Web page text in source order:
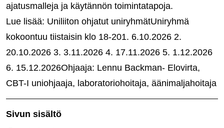
ajatusmalleja ja käytännön toimintatapoja.
Lue lisää: Uniliiton ohjatut uniryhmätUniryhmä
kokoontuu tiistaisin klo 18-201. 6.10.2026 2.
20.10.2026 3. 3.11.2026 4. 17.11.2026 5. 1.12.2026
6. 15.12.2026Ohjaaja: Lennu Backman- Elovirta,
CBT-I uniohjaaja, laboratoriohoitaja, äänimaljahoitaja
Sivun sisältö